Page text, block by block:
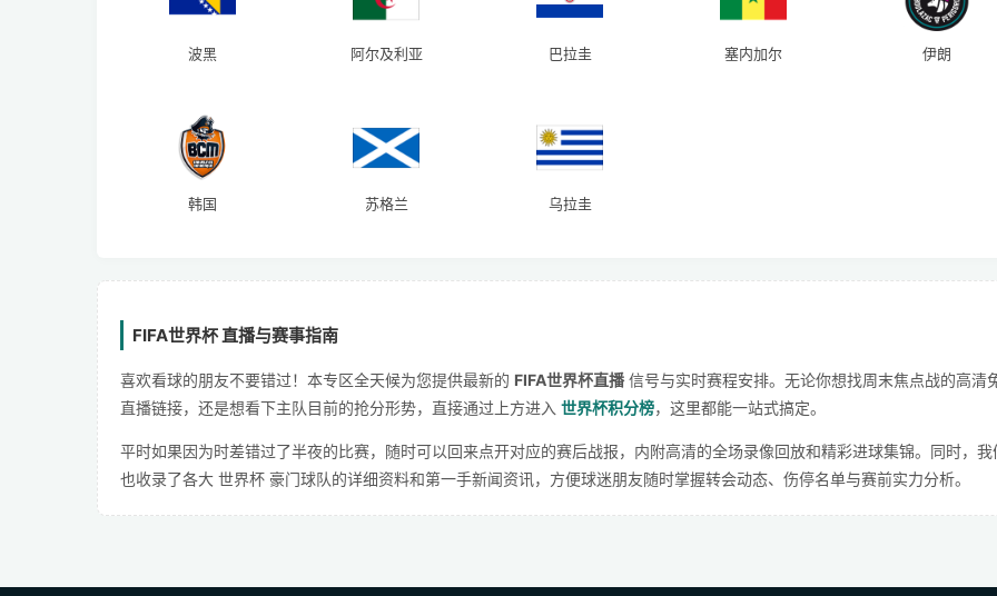
波黑 阿尔及利亚 巴拉圭 塞内加尔 伊朗
韩国 苏格兰 乌拉圭
FIFA世界杯 直播与赛事指南
喜欢看球的朋友不要错过！本专区全天候为您提供最新的 FIFA世界杯直播 信号与实时赛程安排。无论你想找周末焦点战的高清
直播链接，还是想看下主队目前的抢分形势，直接通过上方进入 世界杯积分榜，这里都能一站式搞定。
平时如果因为时差错过了半夜的比赛，随时可以回来点开对应的赛后战报，内附高清的全场录像回放和精彩进球集锦。同时，我
也收录了各大 世界杯 豪门球队的详细资料和第一手新闻资讯，方便球迷朋友随时掌握转会动态、伤停名单与赛前实力分析。